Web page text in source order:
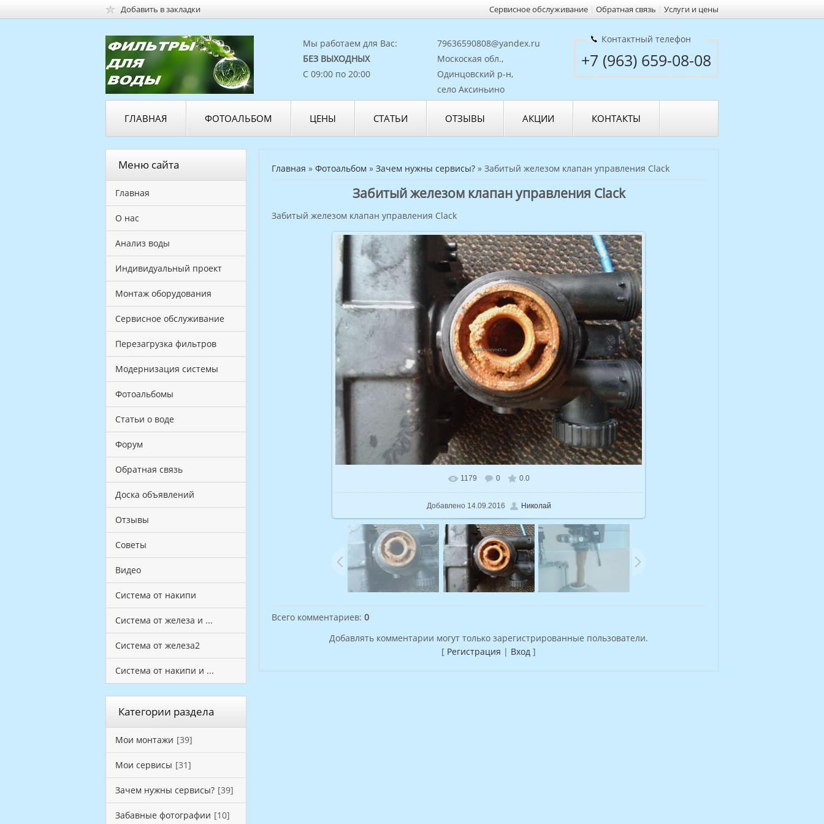
Добавить в закладки Сервисное обслуживание | Обратная связь | Услуги и цены
Мы работаем для Вас:
БЕЗ ВЫХОДНЫХ
С 09:00 по 20:00
79636590808@yandex.ru
Москоская обл.,
Одинцовский р-н,
село Аксиньино
Контактный телефон
+7 (963) 659-08-08
ГЛАВНАЯ ФОТОАЛЬБОМ ЦЕНЫ СТАТЬИ ОТЗЫВЫ АКЦИИ КОНТАКТЫ
Меню сайта
Главная
О нас
Анализ воды
Индивидуальный проект
Монтаж оборудования
Сервисное обслуживание
Перезагрузка фильтров
Модернизация системы
Фотоальбомы
Статьи о воде
Форум
Обратная связь
Доска объявлений
Отзывы
Советы
Видео
Система от накипи
Система от железа и ...
Система от железа2
Система от накипи и ...
Категории раздела
Мои монтажи [39]
Мои сервисы [31]
Зачем нужны сервисы? [39]
Забавные фотографии [10]
Главная » Фотоальбом » Зачем нужны сервисы? » Забитый железом клапан управления Clack
Забитый железом клапан управления Clack
Забитый железом клапан управления Clack
В реальном размере 1600x1200
1179 0 0.0
Добавлено14.09.2016 Николай
Всего комментариев: 0
Добавлять комментарии могут только зарегистрированные пользователи.
[ Регистрация | Вход ]